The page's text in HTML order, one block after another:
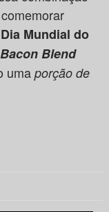
Dia Mundial do
Blend
umaporção de